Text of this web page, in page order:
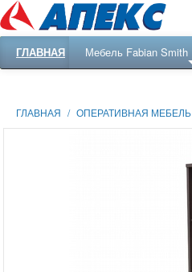
ГЛАВНАЯ Мебель Fabian Smith
ГЛАВНАЯ / ОПЕРАТИВНАЯ МЕБЕЛЬ